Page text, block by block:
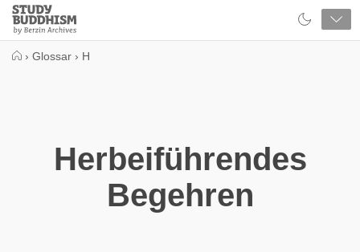
Close
Study
Buddhism
› Glossar › H
Herbeiführendes
Begehren